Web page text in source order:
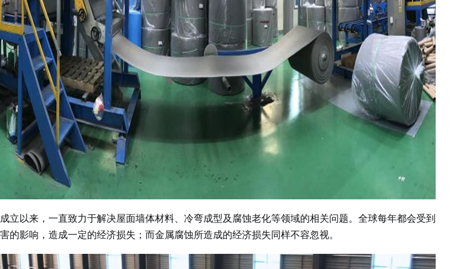
立以来，一直致力于解决屋面墙体材料、冷弯成型及腐蚀老化等领域的相关问题。全球每年都会受到
的影响，造成一定的经济损失；而金属腐蚀所造成的经济损失同样不容忽视。